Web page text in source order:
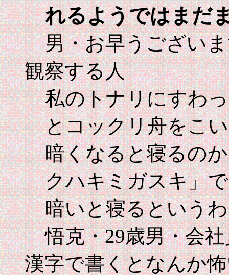
れるようではまだ
男・お早うござい
観察する人
私のトナリにすわ
とコックリ舟をこ
暗くなると寝るの
クハキミガスキ」
暗いと寝るという
悟克・29歳男・会
漢字で書くとなんか